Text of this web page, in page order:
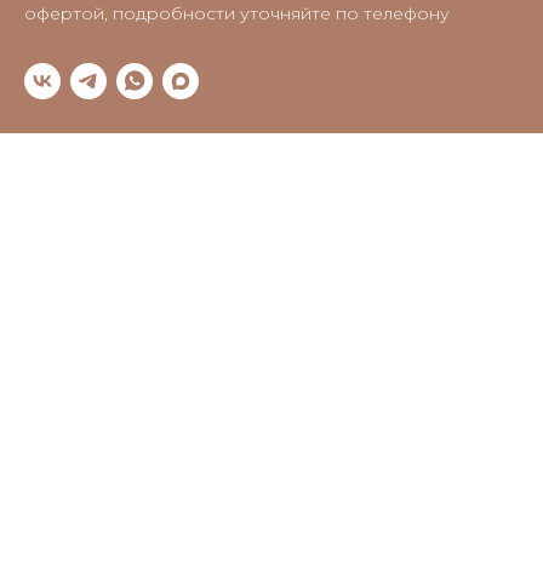
офертой, подробности уточняйте по телефону